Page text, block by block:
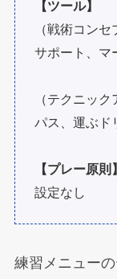
【ツール】
（戦術コンセ
サポート、マ
（テクニック
パス、運ぶド
【プレー原則】
設定なし
練習メニュー